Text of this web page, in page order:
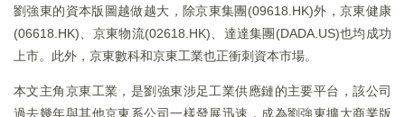
劉強東的資本版圖越做越大，除京東集團(09618.HK)外，京東健康
(06618.HK)、京東物流(02618.HK)、達達集團(DADA.US)也均成功
上市。此外，京東數科和京東工業也正衝刺資本市場。
本文主角京東工業，是劉強東涉足工業供應鏈的主要平台，該公司
過去幾年與其他京東系公司一樣發展迅速，成為劉強東擴大商業版